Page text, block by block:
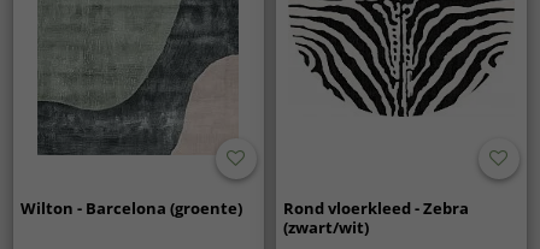
Wilton - Barcelona (groente)
Rond vloerkleed - Zebra
(zwart/wit)